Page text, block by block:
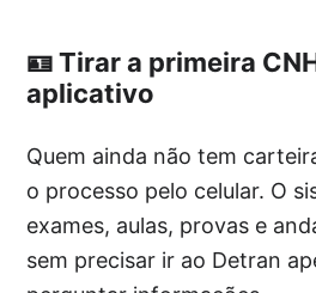
🪪 Tirar a primeira
aplicativo
Quem ainda não tem
o processo pelo celular. O
exames, aulas, provas e
sem precisar ir ao Detran